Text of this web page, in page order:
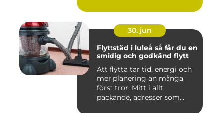
30. jun
Flyttstäd i luleå så får du en
smidig och godkänd flytt
Att flytta tar tid, energi och
mer planering än många
först tror. Mitt i allt
packande, adresser som...